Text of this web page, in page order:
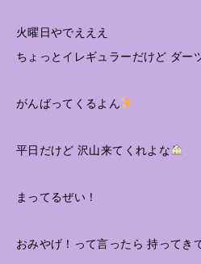
火曜日やでえええ
ちょっとイレギュラーだけど ダー
がんばってくるよん
平日だけど 沢山来てくれよな
まってるぜい！
おみやげ！って言ったら 持ってき